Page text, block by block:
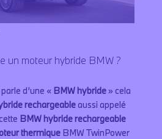
un moteur hybride BMW ?
d’une « BMW hybride» cela
rechargeableaussi appelé
BMW hybride rechargeable
thermiqueBMW TwinPower